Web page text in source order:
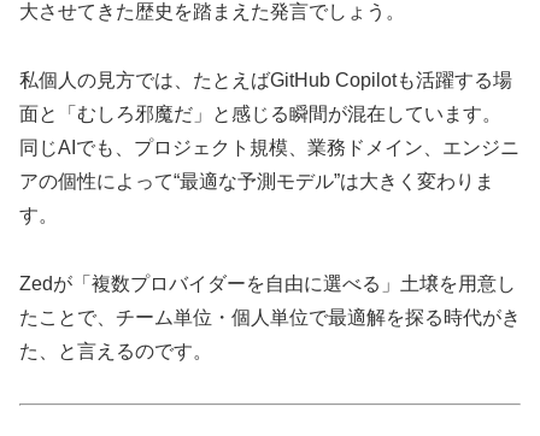
大させてきた歴史を踏まえた発言でしょう。
私個人の見方では、たとえばGitHub Copilotも活躍する場
面と「むしろ邪魔だ」と感じる瞬間が混在しています。
同じAIでも、プロジェクト規模、業務ドメイン、エンジニ
アの個性によって“最適な予測モデル”は大きく変わりま
す。
Zedが「複数プロバイダーを自由に選べる」土壌を用意し
たことで、チーム単位・個人単位で最適解を探る時代がき
た、と言えるのです。